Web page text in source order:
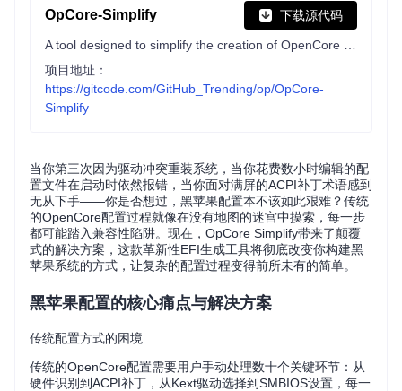
OpCore-Simplify 下载源代码
项目地址：
https://gitcode.com/GitHub_Trending/op/OpCore-
Simplify
当你第三次因为驱动冲突重装系统，当你花费数小时编辑的配
置文件在启动时依然报错，当你面对满屏的ACPI补丁术语感到
无从下手——你是否想过，黑苹果配置本不该如此艰难？传统
的OpenCore配置过程就像在没有地图的迷宫中摸索，每一步
都可能踏入兼容性陷阱。现在，OpCore Simplify带来了颠覆
式的解决方案，这款革新性EFI生成工具将彻底改变你构建黑
苹果系统的方式，让复杂的配置过程变得前所未有的简单。
黑苹果配置的核心痛点与解决方案
传统配置方式的困境
传统的OpenCore配置需要用户手动处理数十个关键环节：从
硬件识别到ACPI补丁，从Kext驱动选择到SMBIOS设置，每一